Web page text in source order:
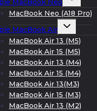
MacBook Neo
меню
MacBook Neo (A18 Pro)
MacBook Air
Развернуть
меню
MacBook Air 13 (M5)
MacBook Air 15 (M5)
MacBook Air 13 (M4)
MacBook Air 15 (M4)
MacBook Air 13(M3)
MacBook Air 15 (M3)
MacBook Air 13 (M2)